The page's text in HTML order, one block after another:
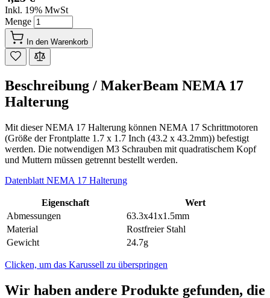
Inkl. 19% MwSt
Menge
In den Warenkorb
Beschreibung / MakerBeam NEMA 17
Halterung
Mit dieser NEMA 17 Halterung können NEMA 17 Schrittmotoren
(Größe der Frontplatte 1.7 x 1.7 Inch (43.2 x 43.2mm)) befestigt
werden. Die notwendigen M3 Schrauben mit quadratischem Kopf
und Muttern müssen getrennt bestellt werden.
Datenblatt NEMA 17 Halterung
Eigenschaft
Wert
Abmessungen
63.3x41x1.5mm
Material
Rostfreier Stahl
Gewicht
24.7g
Clicken, um das Karussell zu überspringen
Wir haben andere Produkte gefunden, die